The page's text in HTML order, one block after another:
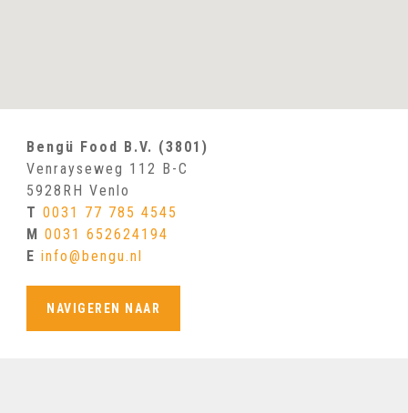
Bengü Food B.V. (3801)
Venrayseweg 112 B-C
5928RH Venlo
T 0031 77 785 4545
M 0031 652624194
E info@bengu.nl
NAVIGEREN NAAR